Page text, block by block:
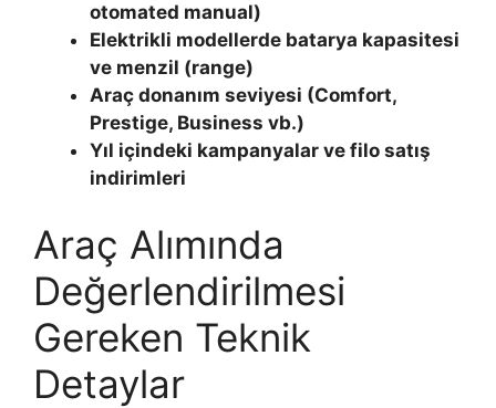
otomated manual)
Elektrikli modellerde batarya kapasitesi
ve menzil (range)
Araç donanım seviyesi (Comfort,
Prestige, Business vb.)
Yıl içindeki kampanyalar ve filo satış
indirimleri
Araç Alımında
Değerlendirilmesi
Gereken Teknik
Detaylar